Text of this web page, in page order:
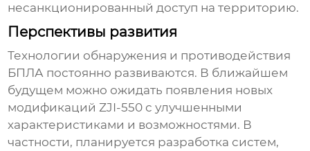
несанкционированный доступ на территорию.
Перспективы развития
Технологии обнаружения и противодействия
БПЛА постоянно развиваются. В ближайшем
будущем можно ожидать появления новых
модификацийZJI-550 с улучшенными
характеристиками и возможностями. В
частности, планируется разработка систем,